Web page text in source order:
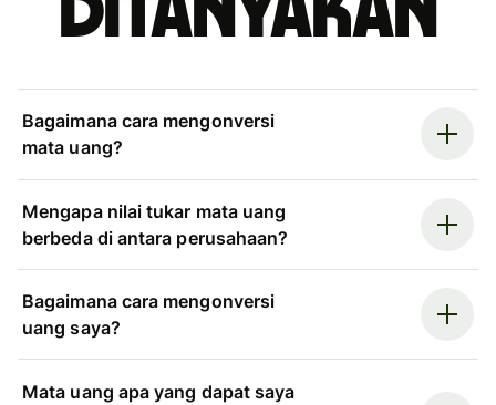
ditanyakan
Bagaimana cara mengonversi
mata uang?
Mengapa nilai tukar mata uang
berbeda di antara perusahaan?
Bagaimana cara mengonversi
uang saya?
Mata uang apa yang dapat saya